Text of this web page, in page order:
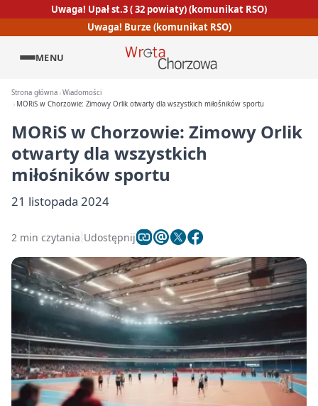
Uwaga! Upał st.3 ( 32 powiaty) (komunikat RSO)
Uwaga! Burze (komunikat RSO)
MENU
Strona główna Wiadomości
MORiS w Chorzowie: Zimowy Orlik otwarty dla wszystkich miłośników sportu
MORiS w Chorzowie: Zimowy Orlik
otwarty dla wszystkich
miłośników sportu
21 listopada 2024
2 min czytania Udostępnij